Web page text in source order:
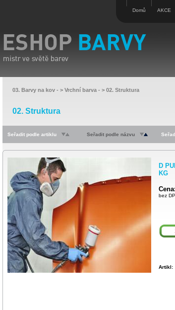
Domů AKCE
03. Barvy na kov - > Vrchní barva - > 02. Struktura
02. Struktura
Seřadit podle artiklu Seřadit podle názvu
D
KG
Cena:
bez
Artikl: